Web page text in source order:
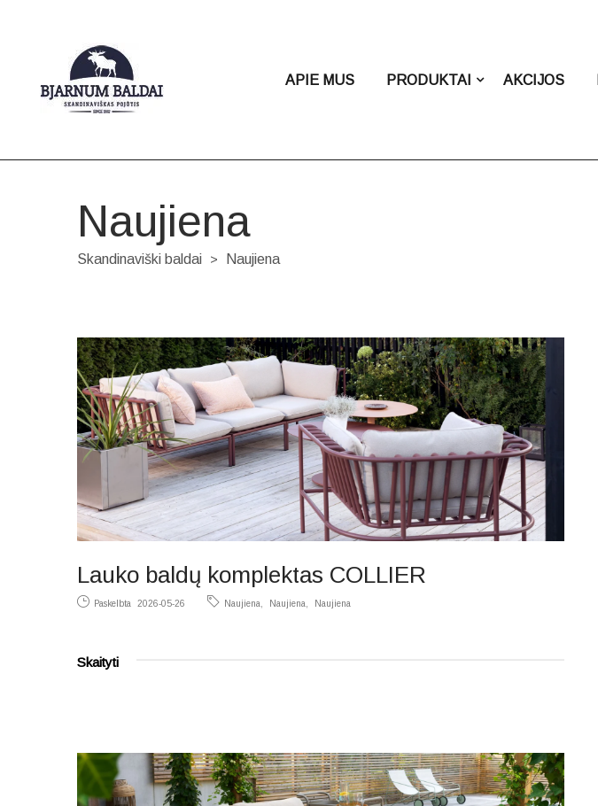
APIE MUS PRODUKTAI AKCIJOS
Naujiena
Skandinaviški baldai > Naujiena
Lauko baldų komplektas COLLIER
Paskelbta 2026-05-26 Naujiena Naujiena Naujiena
Skaityti